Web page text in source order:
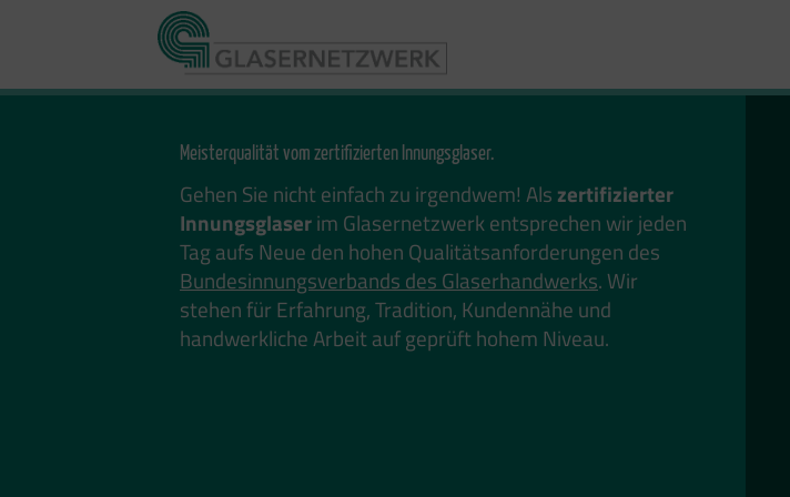
Meisterqualität vom zertifizierten Innungsglaser.
Gehen Sie nicht einfach zu irgendwem! Als zertifizierter
Innungsglaserim Glasernetzwerk entsprechen wir jeden
Tag aufs Neue den hohen Qualitätsanforderungen des
Bundesinnungsverbands des Glaserhandwerks. Wir
stehen für Erfahrung, Tradition, Kundennähe und
handwerkliche Arbeit auf geprüft hohem Niveau.